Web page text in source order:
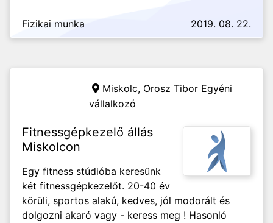
Fizikai munka 2019. 08. 22.
Miskolc, Orosz Tibor Egyéni
vállalkozó
Fitnessgépkezelő állás
Miskolcon
Egy fitness stúdióba keresünk
két fitnessgépkezelőt. 20-40 év
körüli, sportos alakú, kedves, jól modorált és
dolgozni akaró vagy - keress meg ! Hasonló